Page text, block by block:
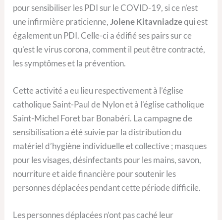
pour sensibiliser les PDI sur le COVID-19, si ce n’est
une infirmière praticienne,Jolene Kitavniadzequi est
également un PDI. Celle-ci a édifié ses pairs sur ce
qu’est le virus corona, comment il peut être contracté,
les symptômes et la prévention.
Cette activité a eu lieu respectivement à l’église
catholique Saint-Paul de Nylon et à l’église catholique
Saint-Michel Foret bar Bonabéri. La campagne de
sensibilisation a été suivie par la distribution du
matériel d’hygiène individuelle et collective ; masques
pour les visages, désinfectants pour les mains, savon,
nourriture et aide financière pour soutenir les
personnes déplacées pendant cette période difficile.
Les personnes déplacées n’ont pas caché leur